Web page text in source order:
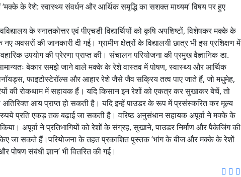
‘मक्के के रेशे: स्वास्थ्य संवर्धन और आर्थिक समृद्धि का सशक्त माध्यम’ विषय पर हुए
के स्नातकोत्तर एवं पीएचडी विद्यार्थियों को कृषि अपशिष्टों, विशेषकर मक्के के
अवसरों की जानकारी दी गई। ग्रामीण क्षेत्रों के विद्यालयी छात्र भी इस प्रशिक्षण में
उपयोग की प्रेरणा प्राप्त की। संचालन परियोजना की प्रमुख वैज्ञानिक डा.
बेकार समझे जाने वाले मक्के के रेशे वास्तव में पोषण, स्वास्थ्य और आर्थिक
फाइटोस्टेरॉल्स और आहार रेशे जैसे जैव सक्रिय तत्व पाए जाते हैं, जो मधुमेह,
की रोकथाम में सहायक हैं। यदि किसान इन रेशों को एकत्र कर सुखाकर बेचें, तो
आय प्राप्त हो सकती है। यदि इन्हें पाउडर के रूप में प्रसंस्करित कर मूल्य
प्रति एकड़ तक बढ़ाई जा सकती है। वरिष्ठ अनुसंधान सहायक अपूर्वा ने मक्के के
अपूर्वा ने प्रतिभागियों को रेशों के संग्रह, सुखाने, पाउडर निर्माण और पैकेजिंग की
जा सकते हैं।परियोजना के तहत प्रकाशित पुस्तक ‘भांग के बीज और मक्के के रेशों
पोषण संबंधी ज्ञान’ भी वितरित की गई।